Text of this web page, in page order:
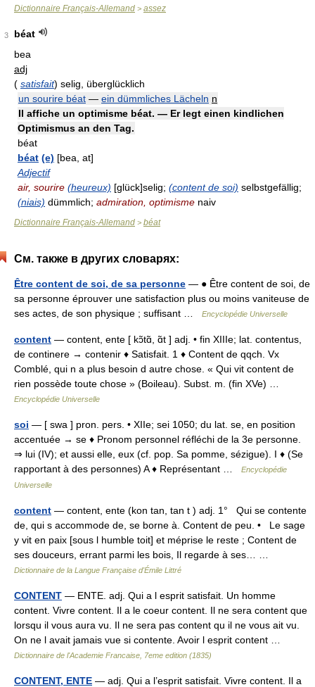
Dictionnaire Français-Allemand > assez
3
béat
bea
adj
( satisfait) selig, überglücklich
un sourire béat — ein dümmliches Lächeln n
Il affiche un optimisme béat. — Er legt einen kindlichen
Optimismus an den Tag.
béat
béat (e) [bea, at]
Adjectif
air, sourire (heureux) [glück]selig; (content de soi) selbstgefällig;
(niais) dümmlich; admiration, optimisme naiv
Dictionnaire Français-Allemand > béat
См. также в других словарях:
Être content de soi, de sa personne — ● Être content de soi, de
sa personne éprouver une satisfaction plus ou moins vaniteuse de
ses actes, de son physique ; suffisant …
Encyclopédie Universelle
content — content, ente [ kɔ̃tɑ̃, ɑ̃t ] adj. • fin XIIIe; lat. contentus,
de continere → contenir ♦ Satisfait. 1 ♦ Content de qqch. Vx
Comblé, qui n a plus besoin d autre chose. « Qui vit content de
rien possède toute chose » (Boileau). Subst. m. (fin XVe) …
Encyclopédie Universelle
soi — [ swa ] pron. pers. • XIIe; sei 1050; du lat. se, en position
accentuée → se ♦ Pronom personnel réfléchi de la 3e personne.
⇒ lui (IV); et aussi elle, eux (cf. pop. Sa pomme, sézigue). I ♦ (Se
rapportant à des personnes) A ♦ Représentant …
Encyclopédie
Universelle
content — content, ente (kon tan, tan t ) adj. 1° Qui se contente
de, qui s accommode de, se borne à. Content de peu. • Le sage
y vit en paix [sous l humble toit] et méprise le reste ; Content de
ses douceurs, errant parmi les bois, Il regarde à ses… …
Dictionnaire de la Langue Française d'Émile Littré
CONTENT — ENTE. adj. Qui a l esprit satisfait. Un homme
content. Vivre content. Il a le coeur content. Il ne sera content que
lorsqu il vous aura vu. Il ne sera pas content qu il ne vous ait vu.
On ne l avait jamais vue si contente. Avoir l esprit content …
Dictionnaire de l'Academie Francaise, 7eme edition (1835)
CONTENT, ENTE — adj. Qui a l’esprit satisfait. Vivre content. Il a